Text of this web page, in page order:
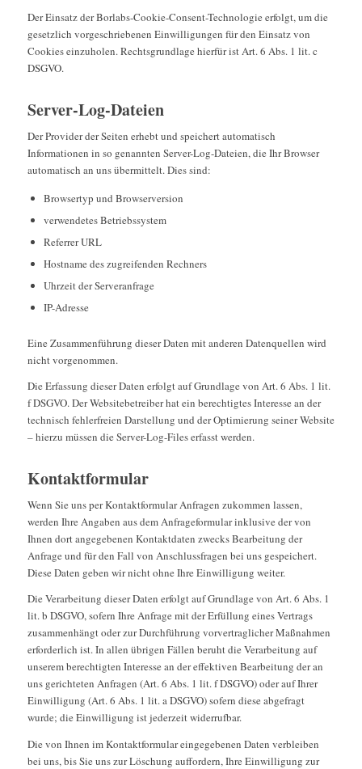
Der Einsatz der Borlabs-Cookie-Consent-Technologie erfolgt, um die
gesetzlich vorgeschriebenen Einwilligungen für den Einsatz von
Cookies einzuholen. Rechtsgrundlage hierfür ist Art. 6 Abs. 1 lit. c
DSGVO.
Server-Log-Dateien
Der Provider der Seiten erhebt und speichert automatisch
Informationen in so genannten Server-Log-Dateien, die Ihr Browser
automatisch an uns übermittelt. Dies sind:
Browsertyp und Browserversion
verwendetes Betriebssystem
Referrer URL
Hostname des zugreifenden Rechners
Uhrzeit der Serveranfrage
IP-Adresse
Eine Zusammenführung dieser Daten mit anderen Datenquellen wird
nicht vorgenommen.
Die Erfassung dieser Daten erfolgt auf Grundlage von Art. 6 Abs. 1 lit.
f DSGVO. Der Websitebetreiber hat ein berechtigtes Interesse an der
technisch fehlerfreien Darstellung und der Optimierung seiner Website
– hierzu müssen die Server-Log-Files erfasst werden.
Kontaktformular
Wenn Sie uns per Kontaktformular Anfragen zukommen lassen,
werden Ihre Angaben aus dem Anfrageformular inklusive der von
Ihnen dort angegebenen Kontaktdaten zwecks Bearbeitung der
Anfrage und für den Fall von Anschlussfragen bei uns gespeichert.
Diese Daten geben wir nicht ohne Ihre Einwilligung weiter.
Die Verarbeitung dieser Daten erfolgt auf Grundlage von Art. 6 Abs. 1
lit. b DSGVO, sofern Ihre Anfrage mit der Erfüllung eines Vertrags
zusammenhängt oder zur Durchführung vorvertraglicher Maßnahmen
erforderlich ist. In allen übrigen Fällen beruht die Verarbeitung auf
unserem berechtigten Interesse an der effektiven Bearbeitung der an
uns gerichteten Anfragen (Art. 6 Abs. 1 lit. f DSGVO) oder auf Ihrer
Einwilligung (Art. 6 Abs. 1 lit. a DSGVO) sofern diese abgefragt
wurde; die Einwilligung ist jederzeit widerrufbar.
Die von Ihnen im Kontaktformular eingegebenen Daten verbleiben
bei uns, bis Sie uns zur Löschung auffordern, Ihre Einwilligung zur